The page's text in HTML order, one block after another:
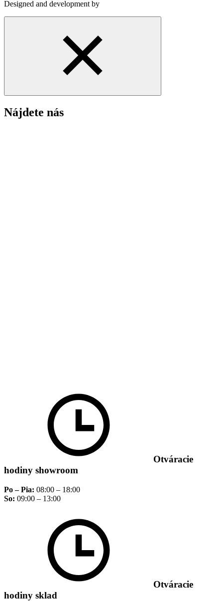
Designed and development by
Nájdete nás
Otváracie
hodiny showroom
Po – Pia: 08:00 – 18:00
So: 09:00 – 13:00
Otváracie
hodiny sklad